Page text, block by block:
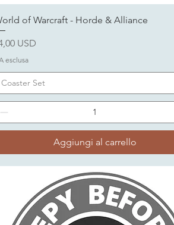
of Warcraft - Horde & Alliance
USD
esclusa
Coaster Set
Aggiungi al carrello